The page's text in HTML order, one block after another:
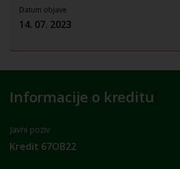
Informacije o kreditu
Javni poziv
Kredit 67OB22
Datum objave
14. 07. 2023